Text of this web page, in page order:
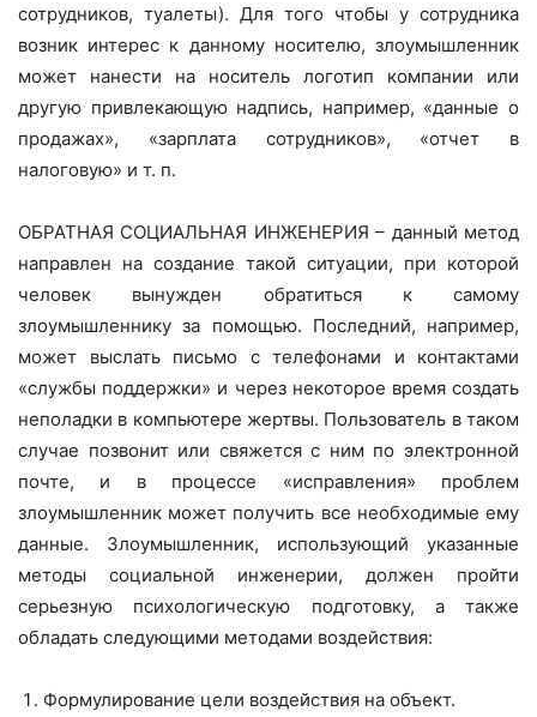
сотрудников, туалеты). Для того чтобы у сотрудника
возник интерес к данному носителю, злоумышленник
может нанести на носитель логотип компании или
другую привлекающую надпись, например, «данные о
продажах», «зарплата сотрудников», «отчет в
налоговую» и т. п.
ОБРАТНАЯ СОЦИАЛЬНАЯ ИНЖЕНЕРИЯ – данный метод
направлен на создание такой ситуации, при которой
человек вынужден обратиться к самому
злоумышленнику за помощью. Последний, например,
может выслать письмо с телефонами и контактами
«службы поддержки» и через некоторое время создать
неполадки в компьютере жертвы. Пользователь в таком
случае позвонит или свяжется с ним по электронной
почте, и в процессе «исправления» проблем
злоумышленник может получить все необходимые ему
данные. Злоумышленник, использующий указанные
методы социальной инженерии, должен пройти
серьезную психологическую подготовку, а также
обладать следующими методами воздействия:
Формулирование цели воздействия на объект.